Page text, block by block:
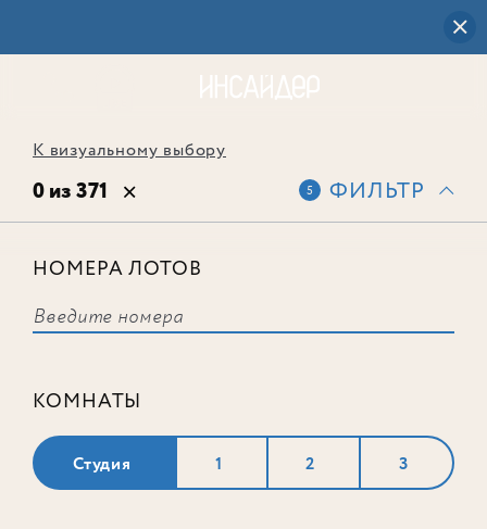
К визуальному выбору
0 из 371 5 ФИЛЬТР
НОМЕРА ЛОТОВ
КОМНАТЫ
Студия 1 2 3
соответствует ни одного лота